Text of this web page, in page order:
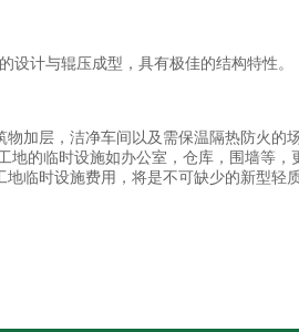
计与辊压成型，具有极佳的结构特性。
加层，洁净车间以及需保温隔热防火的
的临时设施如办公室，仓库，围墙等
临时设施费用，将是不可缺少的新型轻质